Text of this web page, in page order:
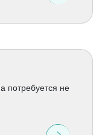
потребуется не